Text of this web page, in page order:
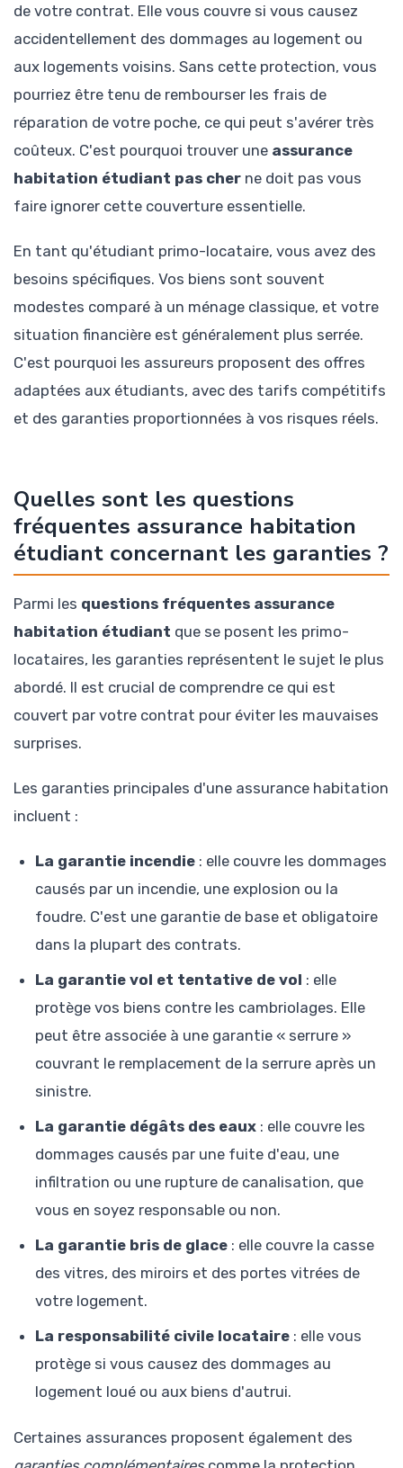
de votre contrat. Elle vous couvre si vous causez
accidentellement des dommages au logement ou
aux logements voisins. Sans cette protection, vous
pourriez être tenu de rembourser les frais de
réparation de votre poche, ce qui peut s'avérer très
coûteux. C'est pourquoi trouver une assurance
habitation étudiant pas cher ne doit pas vous
faire ignorer cette couverture essentielle.
En tant qu'étudiant primo-locataire, vous avez des
besoins spécifiques. Vos biens sont souvent
modestes comparé à un ménage classique, et votre
situation financière est généralement plus serrée.
C'est pourquoi les assureurs proposent des offres
adaptées aux étudiants, avec des tarifs compétitifs
et des garanties proportionnées à vos risques réels.
Quelles sont les questions
fréquentes assurance habitation
étudiant concernant les garanties ?
Parmi les questions fréquentes assurance
habitation étudiant que se posent les primo-
locataires, les garanties représentent le sujet le plus
abordé. Il est crucial de comprendre ce qui est
couvert par votre contrat pour éviter les mauvaises
surprises.
Les garanties principales d'une assurance habitation
incluent :
La garantie incendie : elle couvre les dommages
causés par un incendie, une explosion ou la
foudre. C'est une garantie de base et obligatoire
dans la plupart des contrats.
La garantie vol et tentative de vol : elle
protège vos biens contre les cambriolages. Elle
peut être associée à une garantie « serrure »
couvrant le remplacement de la serrure après un
sinistre.
La garantie dégâts des eaux : elle couvre les
dommages causés par une fuite d'eau, une
infiltration ou une rupture de canalisation, que
vous en soyez responsable ou non.
La garantie bris de glace : elle couvre la casse
des vitres, des miroirs et des portes vitrées de
votre logement.
La responsabilité civile locataire : elle vous
protège si vous causez des dommages au
logement loué ou aux biens d'autrui.
Certaines assurances proposent également des